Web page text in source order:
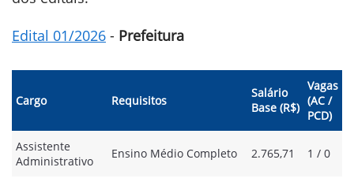
Edital 01/2026 - Prefeitura
Cargo Requisitos
Salário
Base (R$)
Vagas
(AC /
PCD)
Assistente
Administrativo
Ensino Médio Completo 2.765,71 1 / 0